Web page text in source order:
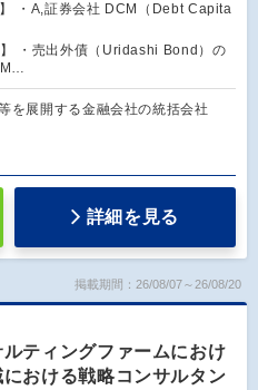
】 ・A,証券会社 DCM（Debt Capita
】 ・売出外債（Uridashi Bond）の
を展開する金融会社の統括会社
詳細を見る
掲載期間：26/08/07～26/08/20
ルティングファームにおけ
おける戦略コンサルタン